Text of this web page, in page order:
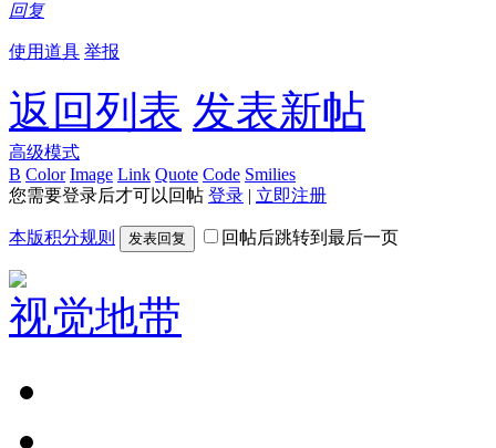
回复
使用道具 举报
返回列表 发表新帖
高级模式
B Color Image Link Quote Code Smilies
您需要登录后才可以回帖 登录 | 立即注册
本版积分规则 发表回复 回帖后跳转到最后一页
视觉地带